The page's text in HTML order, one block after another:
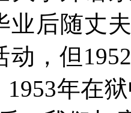
业后随丈
动，但 1952
1953年在